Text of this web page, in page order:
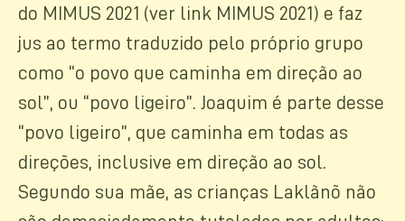
do MIMUS 2021 (ver link MIMUS 2021) e faz
jus ao termo traduzido pelo próprio grupo
como “o povo que caminha em direção ao
sol”, ou “povo ligeiro”. Joaquim é parte desse
“povo ligeiro”, que caminha em todas as
direções, inclusive em direção ao sol.
Segundo sua mãe, as crianças Laklãnõ não